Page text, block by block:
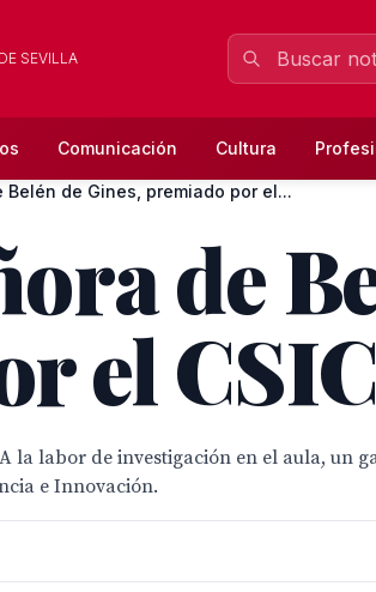
SEVILLA
Comunicación Cultura
de Gines, premiado por el...
de
el CSIC
la labor de investigación en el aula, un
e Innovación.